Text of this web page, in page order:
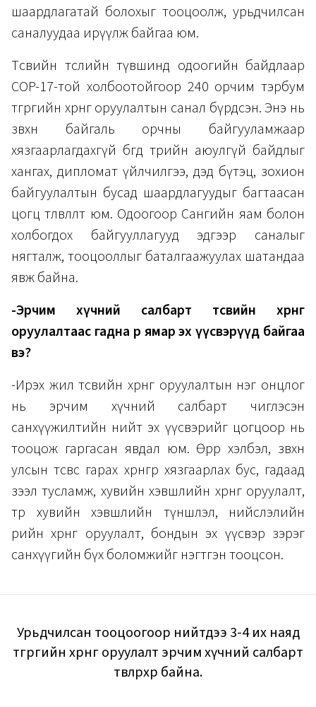
шаардлагатай болохыг тооцоолж, урьдчилсан
саналуудаа ирүүлж байгаа юм.
Төсвийн төслийн түвшинд одоогийн байдлаар
COP-17-той холбоотойгоор 240 орчим тэрбум
төгрөгийн хөрөнгө оруулалтын санал бүрдсэн. Энэ нь
зөвхөн байгаль орчны байгууламжаар
хязгаарлагдахгүй бөгөөд төрийн аюулгүй байдлыг
хангах, дипломат үйлчилгээ, дэд бүтэц, зохион
байгуулалтын бусад шаардлагуудыг багтаасан
цогц төлөвлөлт юм. Одоогоор Сангийн яам болон
холбогдох байгууллагууд эдгээр саналыг
нягталж, тооцооллыг баталгаажуулах шатандаа
явж байна.
-Эрчим хүчний салбарт төсвийн хөрөнгө
оруулалтаас гадна өөр ямар эх үүсвэрүүд байгаа
вэ?
-Ирэх жил төсвийн хөрөнгө оруулалтын нэг онцлог
нь эрчим хүчний салбарт чиглэсэн
санхүүжилтийн нийт эх үүсвэрийг цогцоор нь
тооцож гаргасан явдал юм. Өөрөөр хэлбэл, зөвхөн
улсын төсвөөс гарах хөрөнгөөр хязгаарлах бус, гадаад
зээл тусламж, хувийн хэвшлийн хөрөнгө оруулалт,
төр хувийн хэвшлийн түншлэл, нийслэлийн
өөрийн хөрөнгө оруулалт, бондын эх үүсвэр зэрэг
санхүүгийн бүх боломжийг нэгтгэн тооцсон.
Урьдчилсан тооцоогоор нийтдээ 3-4 их наяд
төгрөгийн хөрөнгө оруулалт эрчим хүчний салбарт
төвлөрөхөөр байна.